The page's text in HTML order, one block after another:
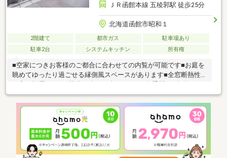
ＪＲ函館本線 五稜郭駅 徒歩25分
北海道函館市昭和１
2階建て 都市ガス
駐車場あり
駐車2台
システムキッチン 所有権
■空家につきお客様のご都合に合わせての内覧が可能です■お庭を
眺めてゆったり過ごせる縁側風スペースがあります■全窓断熱性
ースに屋根からの落雪）■全室7帖以上、多目的に使えるサービス
ルーム約4.3帖■収納量豊富な住宅です■窓付１坪ユニットバスで快
適バスタイムを■小中学校徒歩10分圏内でお子様の通学も安心の
立地※契約不適合責任免責物件となります※増築未登記部分ありま